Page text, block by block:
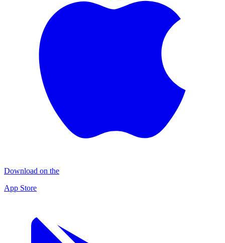
Download on the
App Store